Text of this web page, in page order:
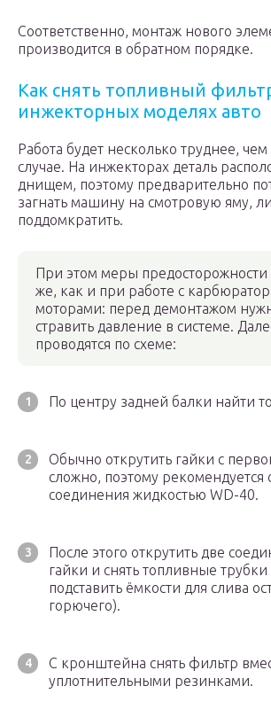
Соответственно, монтаж нового
производится в обратном порядке.
Как снять топливный
инжекторных моделях авто
Работа будет несколько труднее,
случае. На инжекторах деталь
днищем, поэтому предварительно
загнать машину на смотровую яму,
поддомкратить.
При этом меры предосторожности
же, как и при работе с
моторами: перед демонтажом
стравить давление в системе.
проводятся по схеме:
По центру задней балки найти
Обычно открутить гайки с
сложно, поэтому рекомендуется
соединения жидкостью WD-40.
После этого открутить две
гайки и снять топливные трубки
подставить ёмкости для слива
горючего).
С кронштейна снять фильтр
уплотнительными резинками.